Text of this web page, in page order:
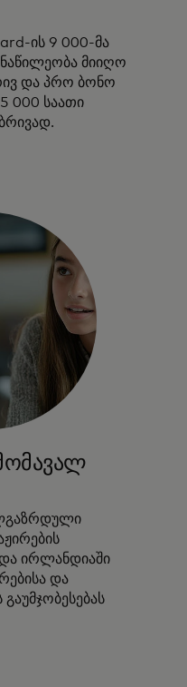
ის 9 000-მა
მიიღო
და პრო ბონო
000 საათი
ირლანდიაში
და